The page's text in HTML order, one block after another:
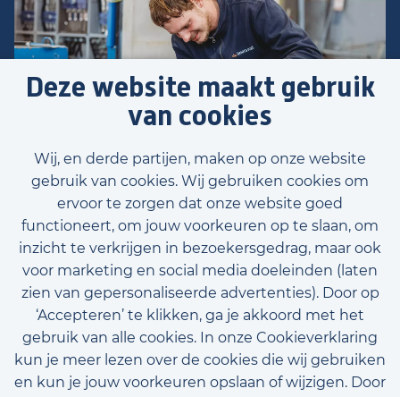
Deze website maakt gebruik
van cookies
Wij, en derde partijen, maken op onze website
gebruik van cookies. Wij gebruiken cookies om
ervoor te zorgen dat onze website goed
functioneert, om jouw voorkeuren op te slaan, om
inzicht te verkrijgen in bezoekersgedrag, maar ook
voor marketing en social media doeleinden (laten
zien van gepersonaliseerde advertenties). Door op
‘Accepteren’ te klikken, ga je akkoord met het
gebruik van alle cookies. In onze Cookieverklaring
kun je meer lezen over de cookies die wij gebruiken
en kun je jouw voorkeuren opslaan of wijzigen. Door
Voornaam
Achternaam
E-mailadres (optioneel)